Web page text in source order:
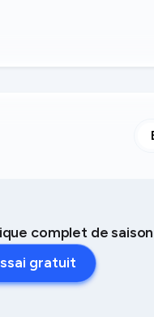
complet de
gratuit